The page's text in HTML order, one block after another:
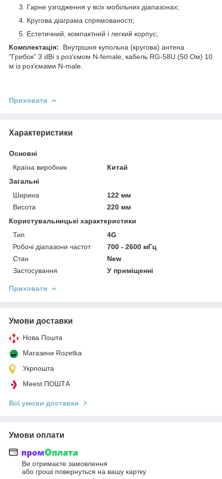
Гарне узгодження у всіх мобільних діапазонах;
Кругова діаграма спрямованості;
Естетичний, компактний і легкий корпус;
Комплектація: Внутрішня купольна (кругова) антена
"Грибок" 3 dBi з роз'ємом N-female, кабель RG-58U (50 Ом) 10
м із роз'ємами N-male.
Приховати
Характеристики
Основні
Країна виробник
Китай
Загальні
Ширина
122 мм
Висота
220 мм
Користувальницькі характеристики
Тип
4G
Робочі діапазони частот
700 - 2600 мГц
Стан
New
Застосування
У приміщенні
Приховати
Умови доставки
Нова Пошта
Магазини Rozetka
Укрпошта
Meest ПОШТА
Всі умови доставки
Умови оплати
Ви отримаєте замовлення
або гроші повернуться на вашу картку